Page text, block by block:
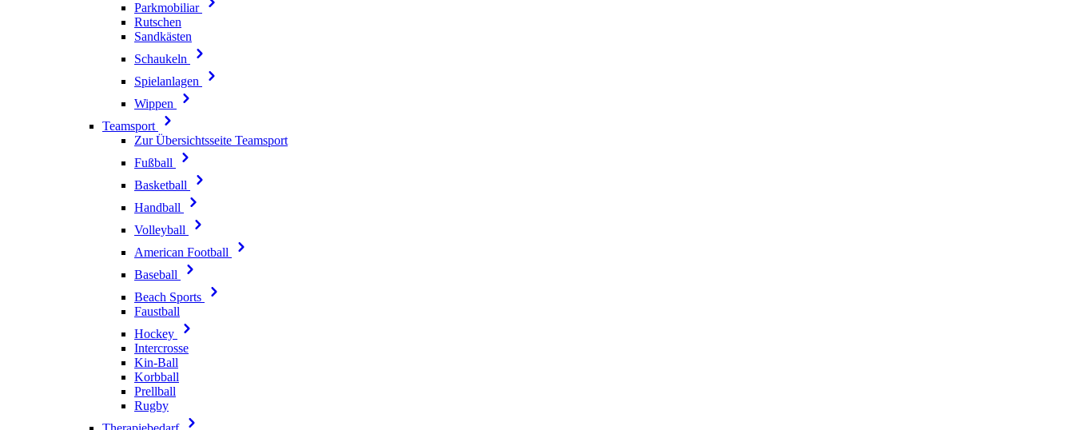
Parkmobiliar
Rutschen
Sandkästen
Schaukeln
Spielanlagen
Wippen
Teamsport
Zur Übersichtsseite Teamsport
Fußball
Basketball
Handball
Volleyball
American Football
Baseball
Beach Sports
Faustball
Hockey
Intercrosse
Kin-Ball
Korbball
Prellball
Rugby